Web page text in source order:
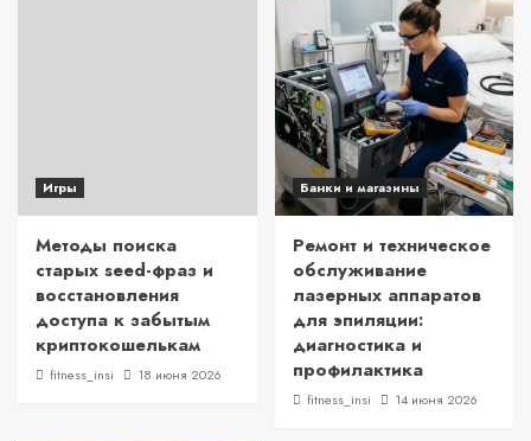
Игры
Методы поиска
старых seed-фраз и
восстановления
доступа к забытым
криптокошелькам
fitness_insi 18 июня 2026
Банки и магазины
Ремонт и техническое
обслуживание
лазерных аппаратов
для эпиляции:
диагностика и
профилактика
fitness_insi 14 июня 2026